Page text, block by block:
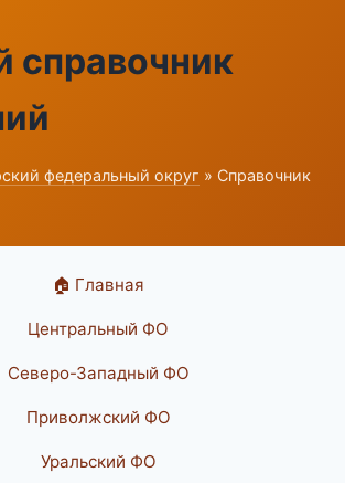
справочник
федеральный округ » Справочник
🏠 Главная
Центральный ФО
Северо-Западный ФО
Приволжский ФО
Уральский ФО